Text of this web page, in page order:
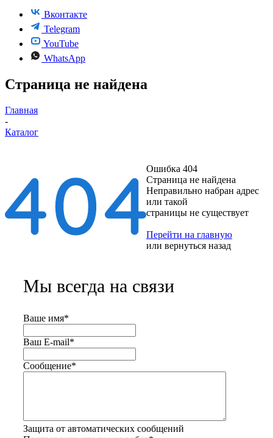
Вконтакте
Telegram
YouTube
WhatsApp
Страница не найдена
Главная
-
Каталог
Ошибка 404
Страница не найдена
Неправильно набран адрес
или такой
страницы не существует
Перейти на главную
или вернуться назад
Мы всегда на связи
Ваше имя*
Ваш E-mail*
Сообщение*
Защита от автоматических сообщений